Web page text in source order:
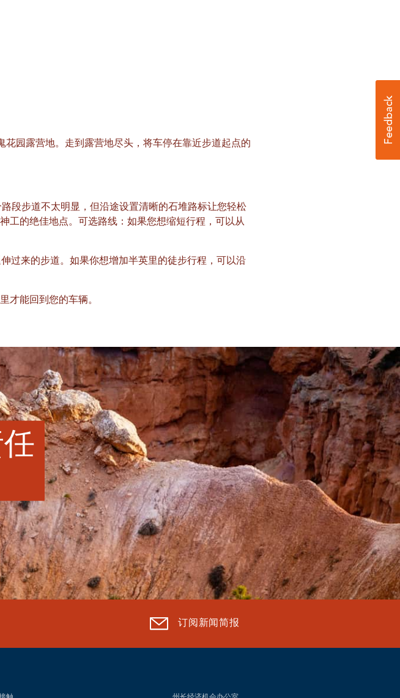
园露营地。走到露营地尽头，将车停在靠近步道起点的
段步道不太明显，但沿途设置清晰的石堆路标让您轻松
的绝佳地点。可选路线：如果您想缩短行程，可以从
过来的步道。如果你想增加半英里的徒步行程，可以沿
才能回到您的车辆。
订阅新闻简报